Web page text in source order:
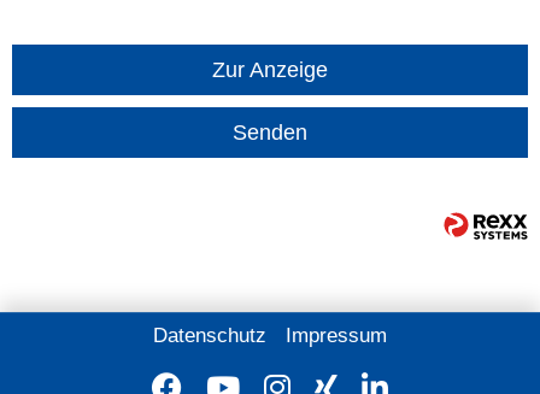
Zur Anzeige
Senden
Datenschutz Impressum